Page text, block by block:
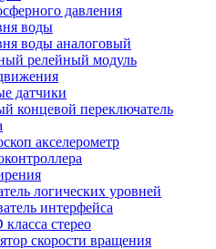
давления
воды
воды аналоговый
релейный модуль
датчики
концевой переключатель
акселерометр
логических уровней
интерфейса
стерео
скорости вращения